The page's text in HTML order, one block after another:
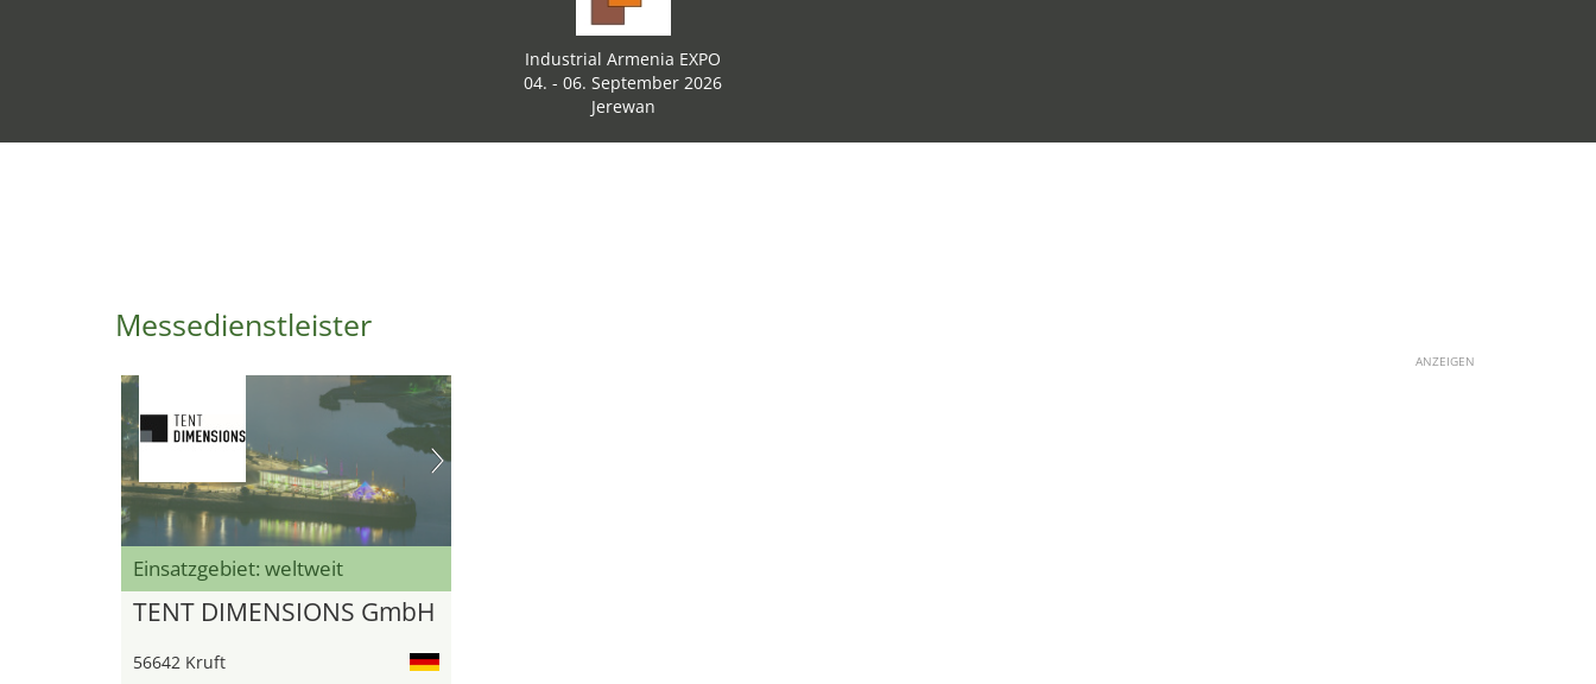
Industrial Armenia EXPO
04. - 06. September 2026
Jerewan
Messedienstleister
ANZEIGEN
Einsatzgebiet: weltweit
TENT DIMENSIONS GmbH
56642 Kruft